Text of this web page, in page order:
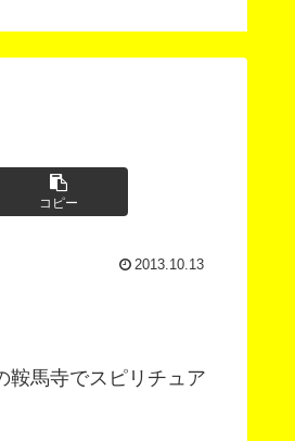
コピー
2013.10.13
鞍馬寺でスピリチュア